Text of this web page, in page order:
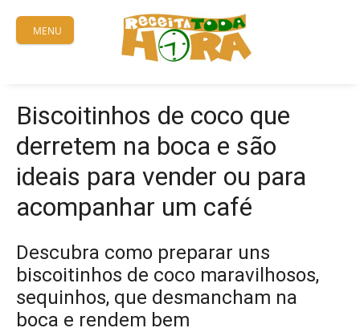
content
MENU
Biscoitinhos de coco que
derretem na boca e são
ideais para vender ou para
acompanhar um café
Descubra como preparar uns
biscoitinhos de coco maravilhosos,
sequinhos, que desmancham na
boca e rendem bem